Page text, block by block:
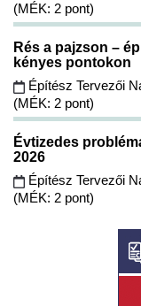
(MÉK: 2 pont)
Rés a pajzson –
kényes pontokon
Építész Tervezői
(MÉK: 2 pont)
Évtizedes
2026
Építész Tervezői
(MÉK: 2 pont)